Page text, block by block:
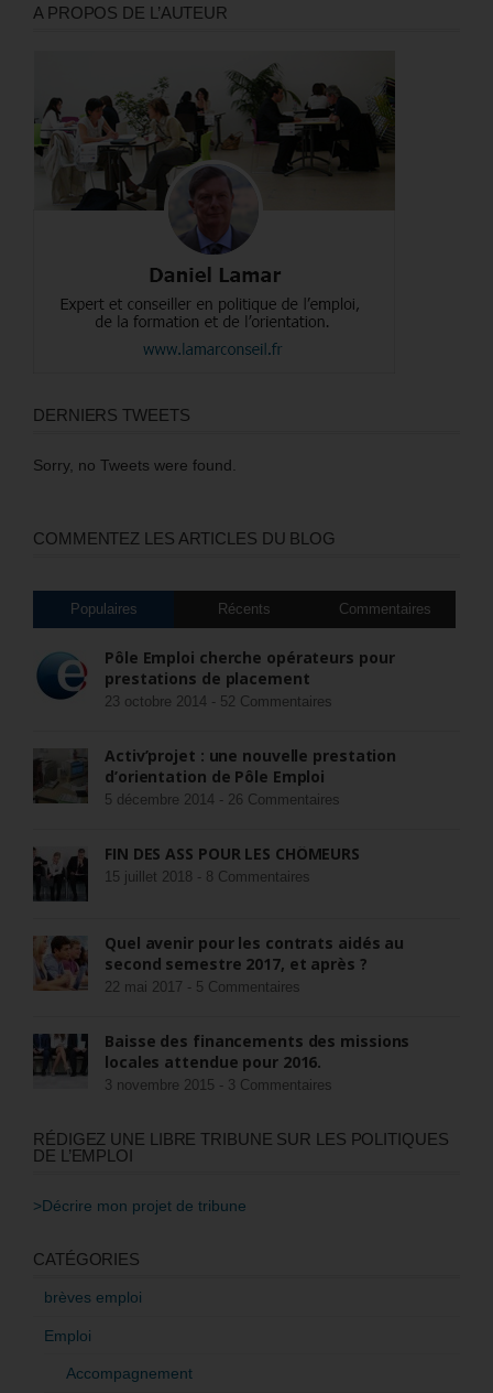
A PROPOS DE L’AUTEUR
DERNIERS TWEETS
Sorry, no Tweets were found.
COMMENTEZ LES ARTICLES DU BLOG
Populaires Récents Commentaires
Pôle Emploi cherche opérateurs pour
prestations de placement
23 octobre 2014 - 52 Commentaires
Activ’projet : une nouvelle prestation
d’orientation de Pôle Emploi
5 décembre 2014 - 26 Commentaires
FIN DES ASS POUR LES CHÔMEURS
15 juillet 2018 - 8 Commentaires
Quel avenir pour les contrats aidés au
second semestre 2017, et après ?
22 mai 2017 - 5 Commentaires
Baisse des financements des missions
locales attendue pour 2016.
3 novembre 2015 - 3 Commentaires
RÉDIGEZ UNE LIBRE TRIBUNE SUR LES POLITIQUES
DE L’EMPLOI
>Décrire mon projet de tribune
CATÉGORIES
brèves emploi
Emploi
Accompagnement